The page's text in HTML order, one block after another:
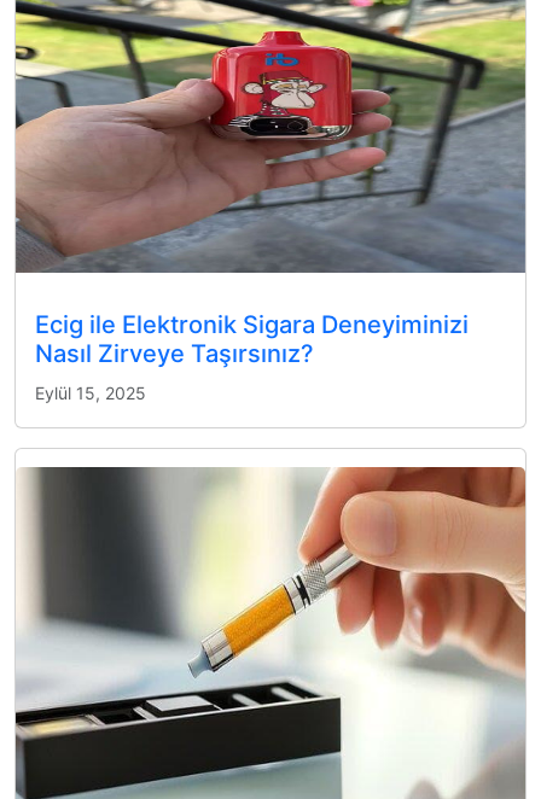
Ecig ile Elektronik Sigara Deneyiminizi
Nasıl Zirveye Taşırsınız?
Eylül 15, 2025